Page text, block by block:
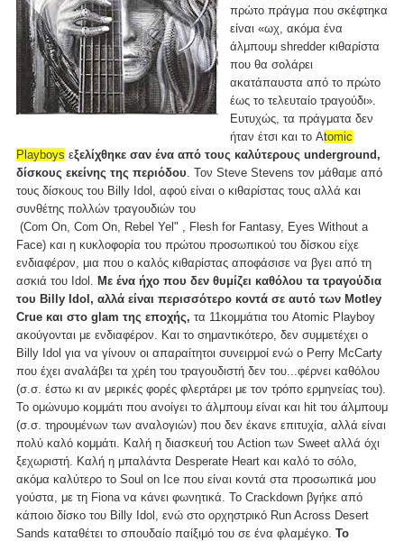
πρώτο πράγμα που σκέφτηκα
είναι «ωχ, ακόμα ένα
άλμπουμ shredder κιθαρίστα
που θα σολάρει
ακατάπαυστα από το πρώτο
έως το τελευταίο τραγούδι».
Ευτυχώς, τα πράγματα δεν
ήταν έτσι και το Atomic
Playboys εξελίχθηκε σαν ένα από τους καλύτερους underground,
δίσκους εκείνης της περιόδου . Τον Steve Stevens τον μάθαμε από
τους δίσκους του Billy Idol, αφού είναι ο κιθαρίστας τους αλλά και
συνθέτης πολλών τραγουδιών του
(Com On, Com On, Rebel Yel" , Flesh for Fantasy, Eyes Without a
Face) και η κυκλοφορία του πρώτου προσωπικού του δίσκου είχε
ενδιαφέρον, μια που ο καλός κιθαρίστας αποφάσισε να βγει από τη
ασκιά του Idol. Με ένα ήχο που δεν θυμίζει καθόλου τα τραγούδια
του Billy Idol, αλλά είναι περισσότερο κοντά σε αυτό των Motley
Crue και στο glam της εποχής, τα 11κομμάτια του Atomic Playboy
ακούγονται με ενδιαφέρον. Και το σημαντικότερο, δεν συμμετέχει ο
Billy Idol για να γίνουν οι απαραίτητοι συνειρμοί ενώ ο Perry McCarty
που έχει αναλάβει τα χρέη του τραγουδιστή δεν του...φέρνει καθόλου
(σ.σ. έστω κι αν μερικές φορές φλερτάρει με τον τρόπο ερμηνείας του).
Το ομώνυμο κομμάτι που ανοίγει το άλμπουμ είναι και hit του άλμπουμ
(σ.σ. τηρουμένων των αναλογιών) που δεν έκανε επιτυχία, αλλά είναι
πολύ καλό κομμάτι. Καλή η διασκευή του Action των Sweet αλλά όχι
ξεχωριστή. Καλή η μπαλάντα Desperate Heart και καλό το σόλο,
ακόμα καλύτερο το Soul on Ice που είναι κοντά στα προσωπικά μου
γούστα, με τη Fiona να κάνει φωνητικά. Το Crackdown βγήκε από
κάποιο δίσκο του Billy Idol, ενώ στο ορχηστρικό Run Across Desert
Sands καταθέτει το σπουδαίο παίξιμό του σε ένα φλαμέγκο. Το